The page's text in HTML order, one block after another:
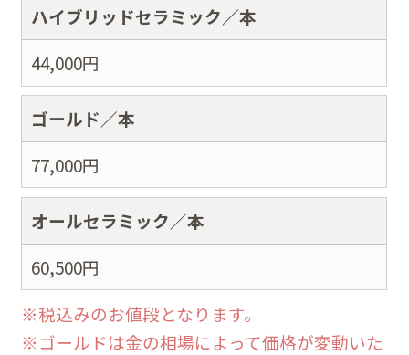
ハイブリッドセラミック／本
44,000円
ゴールド／本
77,000円
オールセラミック／本
60,500円
※税込みのお値段となります。
※ゴールドは金の相場によって価格が変動いた